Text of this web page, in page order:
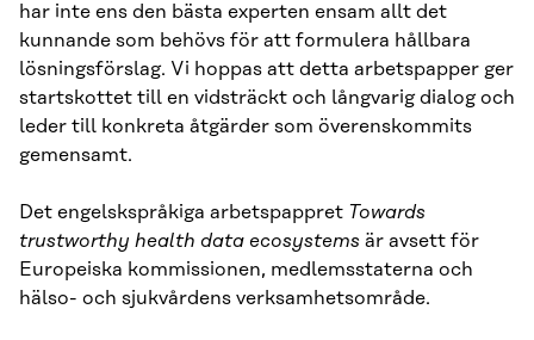
har inte ens den bästa experten ensam allt det
kunnande som behövs för att formulera hållbara
lösningsförslag. Vi hoppas att detta arbetspapper ger
startskottet till en vidsträckt och långvarig dialog och
leder till konkreta åtgärder som överenskommits
gemensamt.
Det engelskspråkiga arbetspappret Towards
trustworthy health data ecosystems är avsett för
Europeiska kommissionen, medlemsstaterna och
hälso- och sjukvårdens verksamhetsområde.